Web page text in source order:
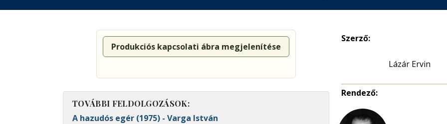
Produkciós kapcsolati ábra megjelenítése
TOVÁBBI FELDOLGOZÁSOK:
A hazudós egér (1975) - Varga István
Szerző:
Lázár Ervin
Rendező: